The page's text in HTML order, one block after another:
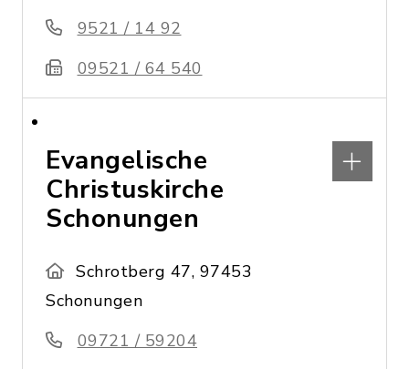
9521 / 14 92
09521 / 64 540
Evangelische
Christuskirche
Schonungen
Schrotberg 47, 97453
Schonungen
09721 / 59204